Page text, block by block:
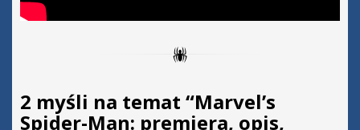
2 myśli na temat “Marvel’s
Spider-Man: premiera, opis,